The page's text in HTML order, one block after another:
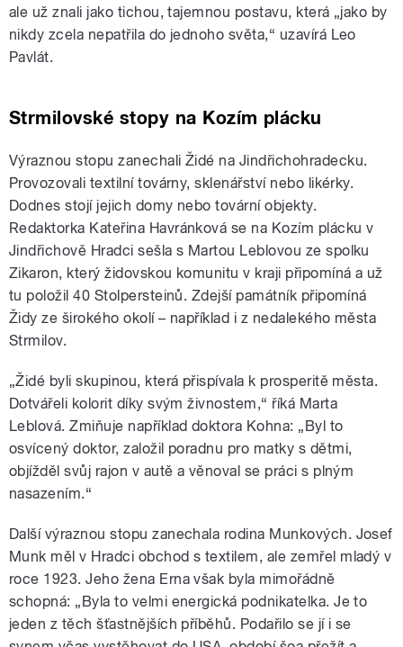
ale už znali jako tichou, tajemnou postavu, která „jako by
nikdy zcela nepatřila do jednoho světa,“ uzavírá Leo
Pavlát.
Strmilovské stopy na Kozím plácku
Výraznou stopu zanechali Židé na Jindřichohradecku.
Provozovali textilní továrny, sklenářství nebo likérky.
Dodnes stojí jejich domy nebo tovární objekty.
Redaktorka Kateřina Havránková se na Kozím plácku v
Jindřichově Hradci sešla s Martou Leblovou ze spolku
Zikaron, který židovskou komunitu v kraji připomíná a už
tu položil 40 Stolpersteinů. Zdejší památník připomíná
Židy ze širokého okolí – například i z nedalekého města
Strmilov.
„Židé byli skupinou, která přispívala k prosperitě města.
Dotvářeli kolorit díky svým živnostem,“ říká Marta
Leblová. Zmiňuje například doktora Kohna: „Byl to
osvícený doktor, založil poradnu pro matky s dětmi,
objížděl svůj rajon v autě a věnoval se práci s plným
nasazením.“
Další výraznou stopu zanechala rodina Munkových. Josef
Munk měl v Hradci obchod s textilem, ale zemřel mladý v
roce 1923. Jeho žena Erna však byla mimořádně
schopná: „Byla to velmi energická podnikatelka. Je to
jeden z těch šťastnějších příběhů. Podařilo se jí i se